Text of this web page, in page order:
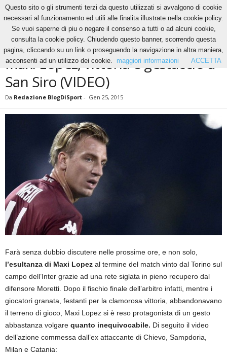
News Maxi Lopez, vittoria e gestaccio a San Siro (VIDEO)
NEWS
Maxi Lopez, vittoria e gestaccio a
San Siro (VIDEO)
Da Redazione BlogDiSport - Gen 25, 2015
Farà senza dubbio discutere nelle prossime ore, e non solo,
l’esultanza di Maxi Lopez al termine del match vinto dal Torino sul
campo dell’Inter grazie ad una rete siglata in pieno recupero dal
difensore Moretti. Dopo il fischio finale dell’arbitro infatti, mentre i
giocatori granata, festanti per la clamorosa vittoria, abbandonavano
il terreno di gioco, Maxi Lopez si è reso protagonista di un gesto
abbastanza volgare quanto inequivocabile. Di seguito il video
dell’azione commessa dall’ex attaccante di Chievo, Sampdoria,
Milan e Catania:
Questo sito o gli strumenti terzi da questo utilizzati si avvalgono di cookie
necessari al funzionamento ed utili alle finalita illustrate nella cookie policy.
Se vuoi saperne di piu o negare il consenso a tutti o ad alcuni cookie,
consulta la cookie policy. Chiudendo questo banner, scorrendo questa
pagina, cliccando su un link o proseguendo la navigazione in altra maniera,
acconsenti ad un utilizzo dei cookie.
maggiori informazioni ACCETTA